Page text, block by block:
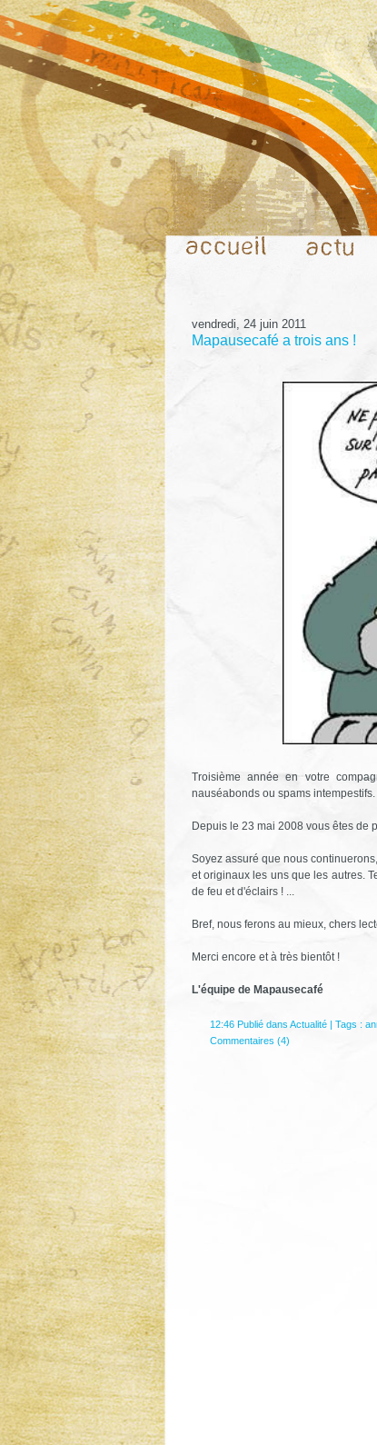
vendredi, 24 juin 2011
Mapausecafé a trois ans !
Troisième année en votre
nauséabonds ou spams intempestifs.
Depuis le 23 mai 2008 vous êtes de
Soyez assuré que nous
et originaux les uns que les autres.
de feu et d'éclairs ! ...
Bref, nous ferons au mieux, chers
Merci encore et à très bientôt !
L'équipe de Mapausecafé
12:46 Publié dans Actualité| Tags :
Commentaires (4)